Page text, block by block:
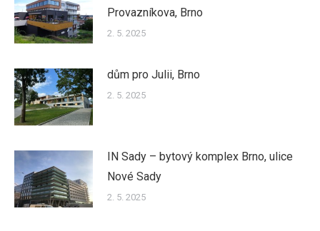
Provazníkova, Brno
2. 5. 2025
dům pro Julii, Brno
2. 5. 2025
IN Sady – bytový komplex Brno, ulice
Nové Sady
2. 5. 2025